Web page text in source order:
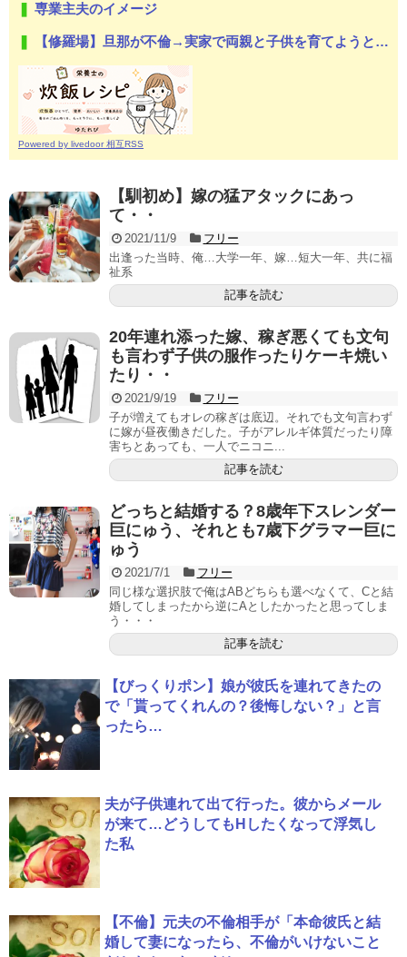
専業主夫のイメージ
【修羅場】旦那が不倫→実家で両親と子供を育てようと思っていたら…絶縁しました。がんばって子供たちと幸せになります！
Powered by livedoor 相互RSS
【馴初め】嫁の猛アタックにあっ
て・・
2021/11/9
フリー
出逢った当時、俺…大学一年、嫁…短大一年、共に福
祉系
記事を読む
20年連れ添った嫁、稼ぎ悪くても文句
も言わず子供の服作ったりケーキ焼い
たり・・
2021/9/19
フリー
子が増えてもオレの稼ぎは底辺。それでも文句言わず
に嫁が昼夜働きだした。子がアレルギ体質だったり障
害ちとあっても、一人でニコニ...
記事を読む
どっちと結婚する？8歳年下スレンダー
巨にゅう、それとも7歳下グラマー巨に
ゅう
2021/7/1
フリー
同じ様な選択肢で俺はABどちらも選べなくて、Cと結
婚してしまったから逆にAとしたかったと思ってしま
う・・・
記事を読む
【びっくりポン】娘が彼氏を連れてきたの
で「貰ってくれんの？後悔しない？」と言
ったら…
夫が子供連れて出て行った。彼からメール
が来て…どうしてもHしたくなって浮気し
た私
【不倫】元夫の不倫相手が「本命彼氏と結
婚して妻になったら、不倫がいけないこと